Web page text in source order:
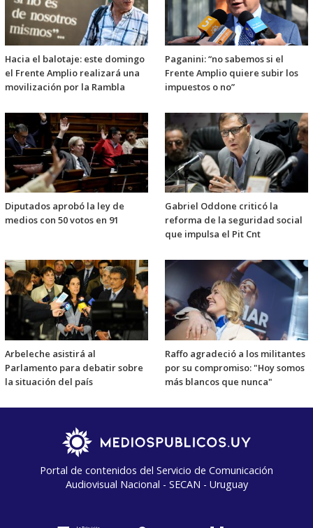
Hacia el balotaje: este domingo
el Frente Amplio realizará una
movilización por la Rambla
Paganini: “no sabemos si el
Frente Amplio quiere subir los
impuestos o no”
Diputados aprobó la ley de
medios con 50 votos en 91
Gabriel Oddone criticó la
reforma de la seguridad social
que impulsa el Pit Cnt
Arbeleche asistirá al
Parlamento para debatir sobre
la situación del país
Raffo agradeció a los militantes
por su compromiso: "Hoy somos
más blancos que nunca"
Portal de contenidos del Servicio de Comunicación
Audiovisual Nacional - SECAN - Uruguay